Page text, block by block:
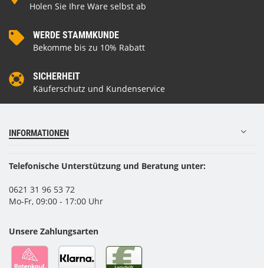
Holen Sie Ihre Ware selbst ab
WERDE STAMMKUNDE
Bekomme bis zu 10% Rabatt
SICHERHEIT
Käuferschutz und Kundenservice
INFORMATIONEN
Telefonische Unterstützung und Beratung unter:
0621 31 96 53 72
Mo-Fr, 09:00 - 17:00 Uhr
Unsere Zahlungsarten